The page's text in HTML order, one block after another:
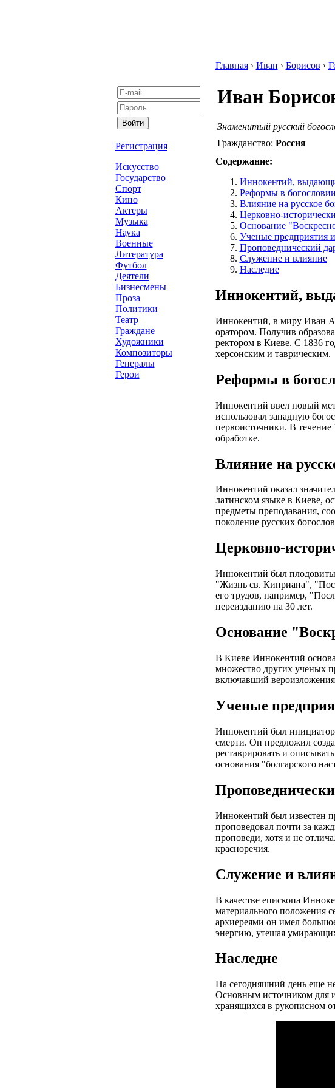
Регистрация
Искусство
Государство
Спорт
Кино
Актеры
Музыка
Наука
Военные
Литература
Футбол
Деятели
Бизнесмены
Проза
Политики
Театр
Граждане
Художники
Композиторы
Генералы
Герои
Главная› Иван › Борисов ›
Иван
Знаменитый русский
Гражданство: Россия
Содержание:
Иннокентий,
Реформы в богословии
Влияние на русское
Церковно-
Основание
Ученые предприятия
Проповеднический
Служение и влияние
Наследие
Иннокентий,
Иннокентий, в миру Иван
оратором. Получив
ректором в Киеве. С 1836
херсонским и таврическим.
Реформы в
Иннокентий ввел новый
использовал западную
первоисточники. В течение
обработке.
Влияние на
Иннокентий оказал
латинском языке в Киеве,
предметы преподавания,
поколение русских
Церковно-
Иннокентий был
"Жизнь св. Киприана",
его трудов, например,
переизданию на 30 лет.
Основание
В Киеве Иннокентий
множество других ученых
включавший
Ученые
Иннокентий был
смерти. Он предложил
реставрировать и
основания "болгарского
Иннокентий был известен
проповедовал почти за
проповеди, хотя и не
красноречия.
Служение и
В качестве епископа
материального положения
архиереями он имел
энергию, утешая
Наследие
На сегодняшний день еще
Основным источником для
хранящихся в рукописном